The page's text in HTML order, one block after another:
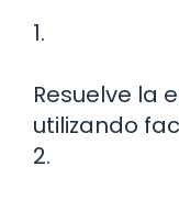
1.
Resuelve la
utilizando
2.